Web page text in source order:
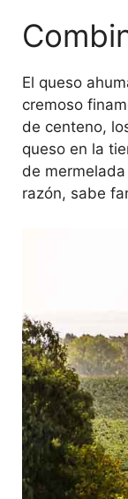
El queso
cremoso
de centeno,
queso en la
de
razón, sabe